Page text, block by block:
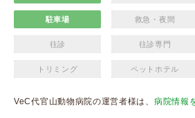
駐車場 救急・夜間
往診 往診専門
トリミング ペットホテル
VeC代官山動物病院の運営者様は、 病院情報